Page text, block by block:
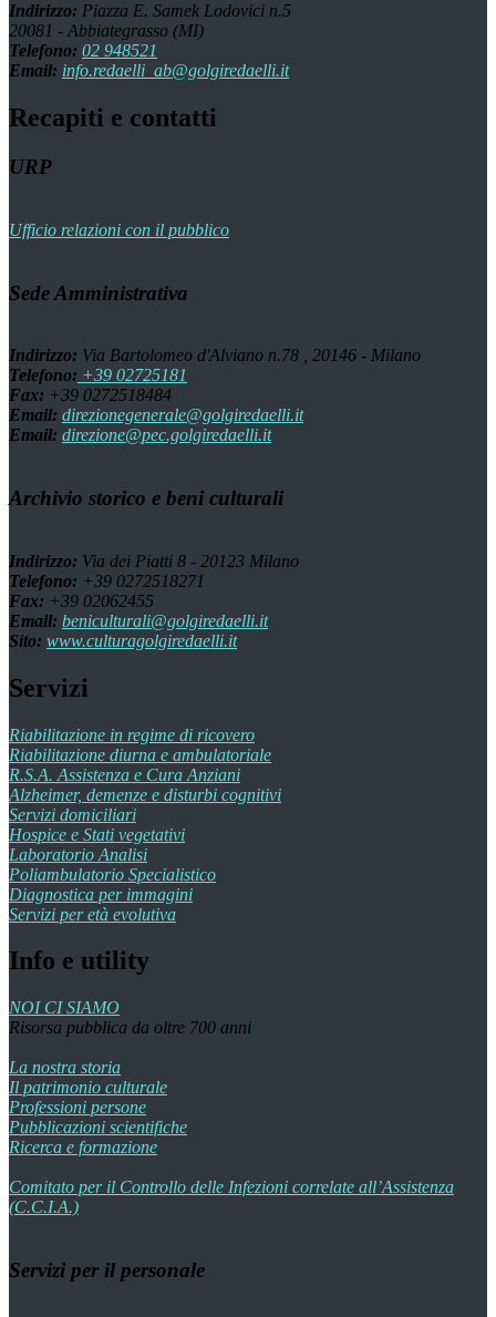
Indirizzo: Piazza E. Samek Lodovici n.5
20081 - Abbiategrasso (MI)
Telefono: 02 948521
Email: info.redaelli_ab@golgiredaelli.it
Recapiti e contatti
URP
Ufficio relazioni con il pubblico
Sede Amministrativa
Indirizzo: Via Bartolomeo d'Alviano n.78 , 20146 - Milano
Telefono: +39 02725181
Fax: +39 0272518484
Email: direzionegenerale@golgiredaelli.it
Email: direzione@pec.golgiredaelli.it
Archivio storico e beni culturali
Indirizzo: Via dei Piatti 8 - 20123 Milano
Telefono: +39 0272518271
Fax: +39 02062455
Email: beniculturali@golgiredaelli.it
Sito: www.culturagolgiredaelli.it
Servizi
Riabilitazione in regime di ricovero
Riabilitazione diurna e ambulatoriale
R.S.A. Assistenza e Cura Anziani
Alzheimer, demenze e disturbi cognitivi
Servizi domiciliari
Hospice e Stati vegetativi
Laboratorio Analisi
Poliambulatorio Specialistico
Diagnostica per immagini
Servizi per età evolutiva
Info e utility
NOI CI SIAMO
Risorsa pubblica da oltre 700 anni
La nostra storia
Il patrimonio culturale
Professioni persone
Pubblicazioni scientifiche
Ricerca e formazione
Comitato per il Controllo delle Infezioni correlate all’Assistenza
(C.C.I.A.)
Servizi per il personale